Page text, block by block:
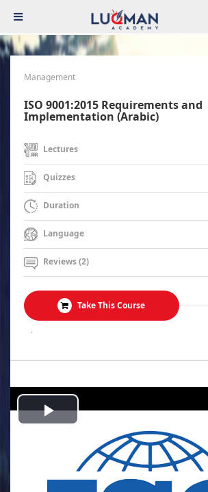
Management
ISO 9001:2015 Requirements and
Implementation (Arabic)
Lectures
Quizzes
Duration
Language
Reviews (2)
Take This Course
.
Play
Video